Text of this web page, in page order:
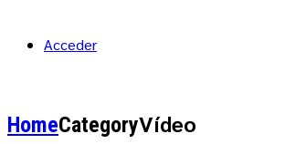
Acceder
HomeCategoryVídeo